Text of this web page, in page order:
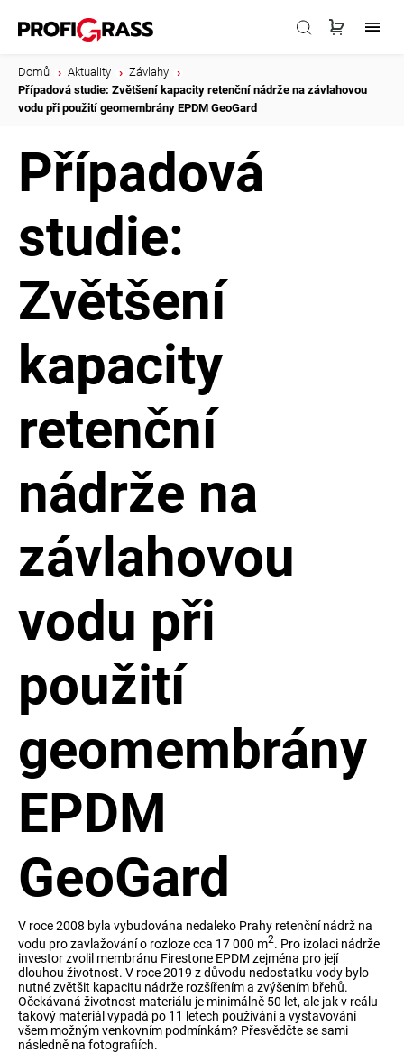
Domů Aktuality Závlahy
Případová studie: Zvětšení kapacity retenční nádrže na závlahovou
vodu při použití geomembrány EPDM GeoGard
Případová
studie:
Zvětšení
kapacity
retenční
nádrže na
závlahovou
vodu při
použití
geomembrány
EPDM
GeoGard
V roce 2008 byla vybudována nedaleko Prahy retenční nádrž na
vodu pro zavlažování o rozloze cca 17 000 m2. Pro izolaci nádrže
investor zvolil membránu Firestone EPDM zejména pro její
dlouhou životnost. V roce 2019 z důvodu nedostatku vody bylo
nutné zvětšit kapacitu nádrže rozšířením a zvýšením břehů.
Očekávaná životnost materiálu je minimálně 50 let, ale jak v reálu
takový materiál vypadá po 11 letech používání a vystavování
všem možným venkovním podmínkám? Přesvědčte se sami
následně na fotografiích.